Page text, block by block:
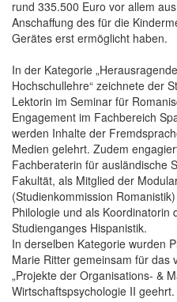
rund 335.500 Euro vor allem
Anschaffung des für die
Gerätes erst ermöglicht haben.
In der Kategorie
Hochschullehre“ zeichnete der
Lektorin im Seminar für
Engagement im Fachbereich
werden Inhalte der
Medien gelehrt. Zudem
Fachberaterin für ausländische
Fakultät, als Mitglied der
(Studienkommission
Philologie und als Koordinatorin
Studienganges Hispanistik.
In derselben Kategorie wurden
Marie Ritter gemeinsam für das
„Projekte der Organisations- &
Wirtschaftspsychologie II